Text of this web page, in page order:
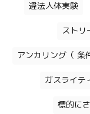
違法人体実験
ストリ
アンカリング（ 条
ガスライテ
標的に